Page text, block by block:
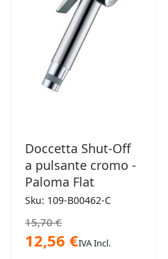
Doccetta Shut-Off
a pulsante cromo -
Paloma Flat
Sku: 109-B00462-C
15,70 €
12,56 €IVA Incl.